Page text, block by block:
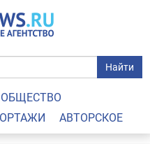
Найти
ОБЩЕСТВО
АВТОРСКОЕ